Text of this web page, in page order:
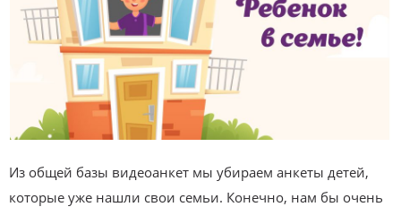
Из общей базы видеоанкет мы убираем анкеты детей,
которые уже нашли свои семьи. Конечно, нам бы очень